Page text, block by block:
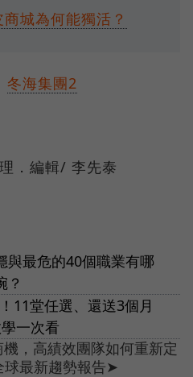
城為何能獨活？
冬海集團2
．編輯/ 李先泰
與最危的40個職業有哪
？
11堂任選、還送3個月
一次看
，高績效團隊如何重新定
球最新趨勢報告➤